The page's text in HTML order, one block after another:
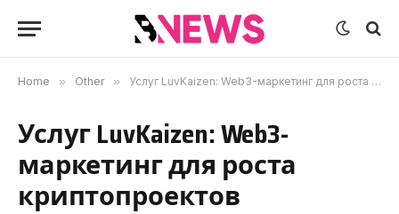
Home » Other » Услуг LuvKaizen: Web3-маркетинг для роста криптопроектов
Услуг LuvKaizen: Web3-
маркетинг для роста
криптопроектов